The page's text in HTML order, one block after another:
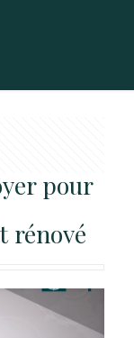
pour
rénové